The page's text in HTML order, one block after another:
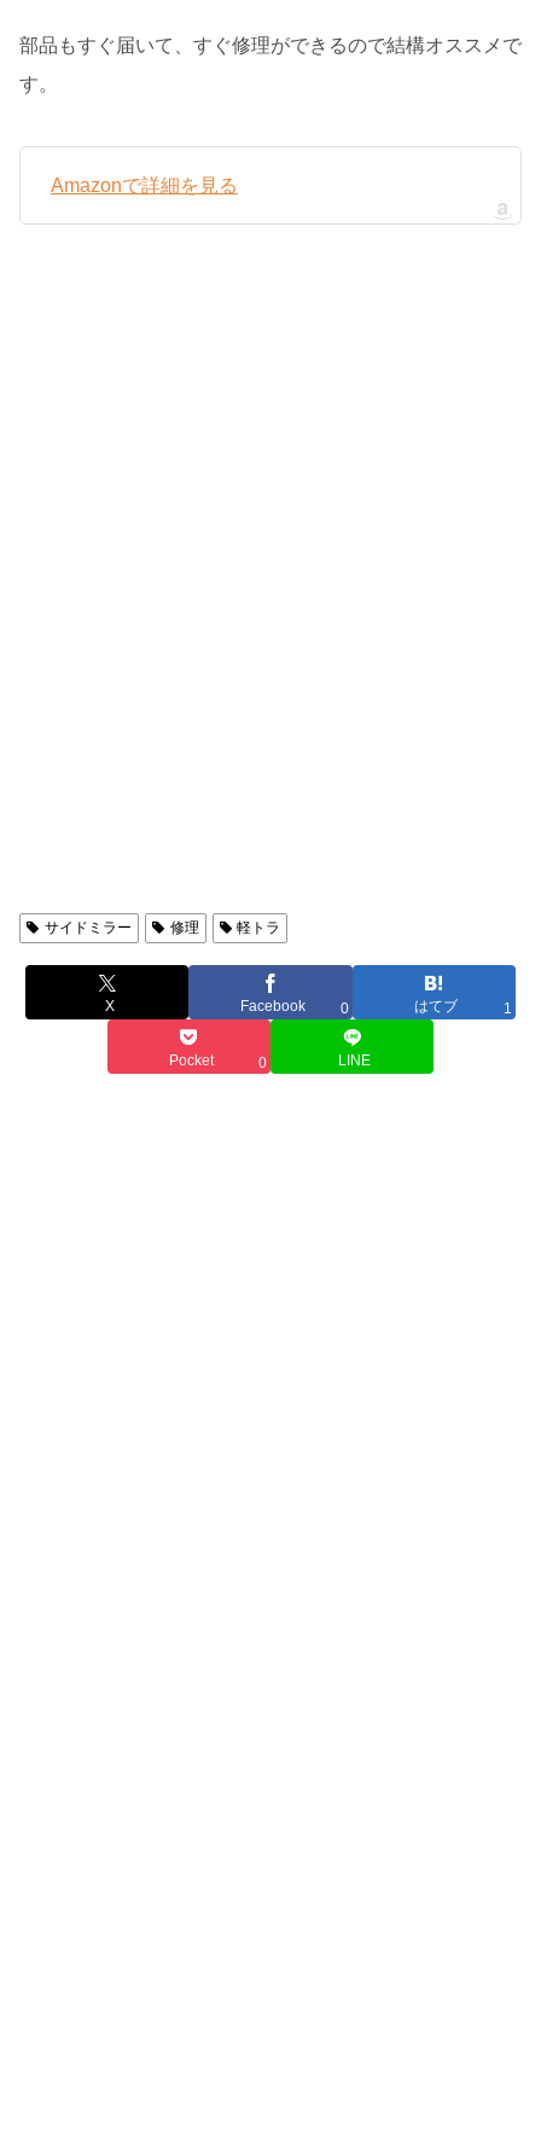
部品もすぐ届いて、すぐ修理ができるので結構オススメで
す。
Amazonで詳細を見る
サイドミラー 修理 軽トラ
X Facebook 0 はてブ 1
Pocket 0 LINE